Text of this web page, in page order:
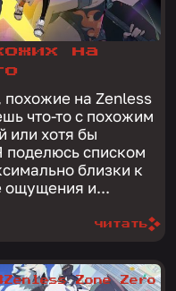
на
похожие на Zenless
что-то с похожим
или хотя бы
поделюсь списком
близки к
ощущения и...
читать
Zone Zero